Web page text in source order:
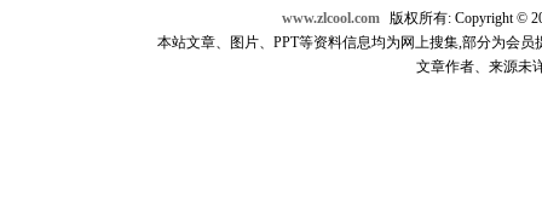
www.zlcool.com 版权所有: Copyright ©
本站文章、图片、PPT等资料信息均为网上搜集,部分为会员
文章作者、来源未